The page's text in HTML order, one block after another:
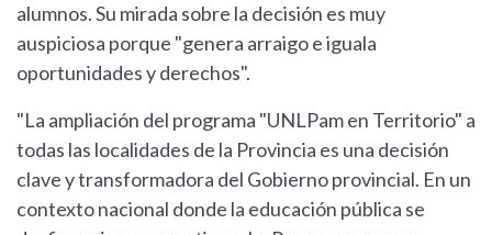
alumnos. Su mirada sobre la decisión es muy
auspiciosa porque "genera arraigo e iguala
oportunidades y derechos".
"La ampliación del programa "UNLPam en Territorio" a
todas las localidades de la Provincia es una decisión
clave y transformadora del Gobierno provincial. En un
contexto nacional donde la educación pública se